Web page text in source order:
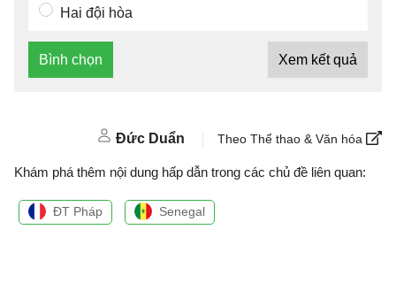
Hai đội hòa
Bình chọn Xem kết quả
Đức Duẩn Theo Thể thao & Văn hóa
Khám phá thêm nội dung hấp dẫn trong các chủ đề liên quan:
ĐT Pháp Senegal